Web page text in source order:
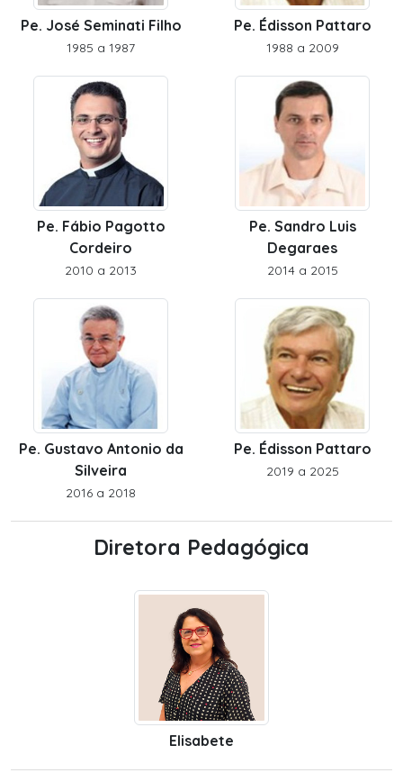
Pe. José Seminati Filho
1985 a 1987
Pe. Édisson Pattaro
1988 a 2009
Pe. Fábio Pagotto
Cordeiro
2010 a 2013
Pe. Sandro Luis
Degaraes
2014 a 2015
Pe. Gustavo Antonio da
Silveira
2016 a 2018
Pe. Édisson Pattaro
2019 a 2025
Diretora Pedagógica
Elisabete